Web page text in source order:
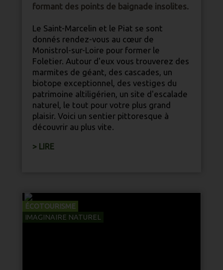
formant des points de baignade insolites.
Le Saint-Marcelin et le Piat se sont
donnés rendez-vous au cœur de
Monistrol-sur-Loire pour former le
Foletier. Autour d'eux vous trouverez des
marmites de géant, des cascades, un
biotope exceptionnel, des vestiges du
patrimoine altiligérien, un site d'escalade
naturel, le tout pour votre plus grand
plaisir. Voici un sentier pittoresque à
découvrir au plus vite.
> LIRE
ÉCOTOURISME
IMAGINAIRE NATUREL